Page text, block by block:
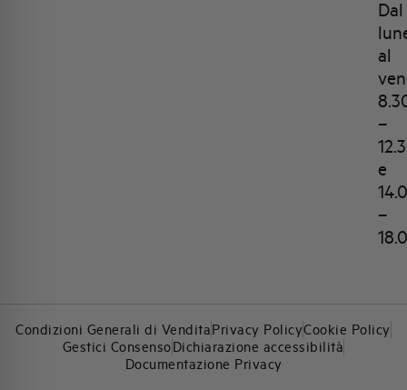
Dal
al
–
e
–
Condizioni Generali di VenditaPrivacy PolicyCookie Policy
Gestici ConsensoDichiarazione accessibilità
Documentazione Privacy